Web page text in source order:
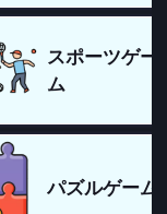
スポーツゲー
ム
パズルゲーム